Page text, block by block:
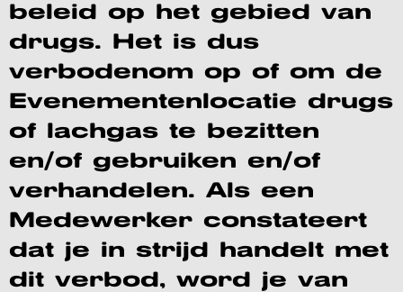
beleid op het gebied van
drugs. Het is dus
verbodenom op of om de
Evenementenlocatie drugs
of lachgas te bezitten
en/of gebruiken en/of
verhandelen. Als een
Medewerker constateert
dat je in strijd handelt met
dit verbod, word je van